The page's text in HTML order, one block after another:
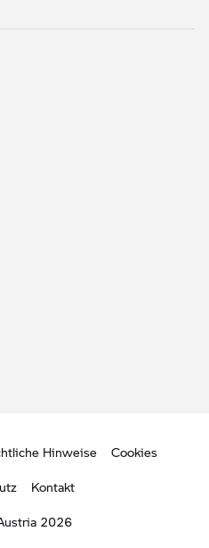
Hinweise
Cookies
Kontakt
2026